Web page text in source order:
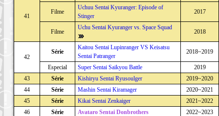
41
Filme
Uchuu Sentai Kyuranger: Episode of
Stinger
2017
Filme
Uchu Sentai Kyuranger vs. Space Squad
2018
42
Série
Kaitou Sentai Lupinranger VS Keisatsu
Sentai Patranger
2018~2019
Especial Super Sentai Saikyou Battle
2019
43
Série Kishiryu Sentai Ryusoulger
2019~2020
44
Série Mashin Sentai Kiramager
2020~2021
45
Série Kikai Sentai Zenkaiger
2021~2022
46
Série Avataro Sentai Donbrothers
2022~2023